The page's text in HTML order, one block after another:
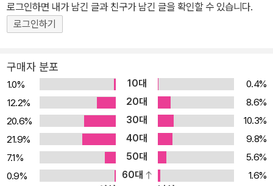
수 없음을. 고여 있던 내면에 파도가 일고, 소년의 세계는 부서진다.
누구에게나 그런 때가 있다. 삶이 정체되어 있다고 느낄 때, 너무 오래
박차고 나가려 하는 것, 우리는 이것을 ‘성장’이라고 한다. 성장은 외
부의 힘이 있어야만 가능하다. 그 외부의 힘은 하나의 사건이 될 수도
있고, 한 명의 스승이 될 수도 있고, 단 한 권의 책이 될 수도 있다. 작
가 채사장은 책을 통해 불편한 질문을 만났다. 그 질문은 자신의 평화
로웠던 세계를 깨부쉈다. 이후 그는 계속 불편함을 찾으며 성장의 계
단으로 자기 삶을 밀어 올렸다. 깨달음과 깨부숨의 반복, 그 치열한 과
정이 있었기에 지금, 조금은 단단한 자신이 있다고 말한다. 어떤 독서
는 한 인간의 지평을 넓히지만, 어떤 독서는 오히려 그를 우물에 가둔
로그인하면 내가 남긴 글과 친구가 남긴 글을 확인할 수 있습니다.
로그인하기
구매자 분포
1.0% 10대
0.4%
12.2%
20대
8.6%
20.6%
30대
10.3%
21.9%
40대
9.8%
7.1%
50대
5.6%
0.9%
60대
1.6%